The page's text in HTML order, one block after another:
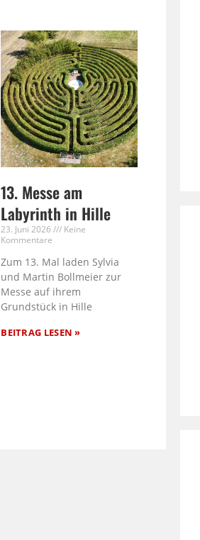
13. Messe am
Labyrinth in Hille
23. Juni 2026
Keine
Kommentare
Zum 13. Mal laden Sylvia
und Martin Bollmeier zur
Messe auf ihrem
Grundstück in Hille
BEITRAG LESEN »